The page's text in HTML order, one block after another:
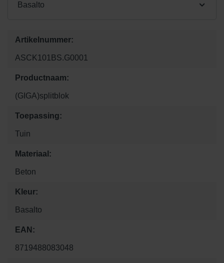
Basalto
Artikelnummer:
ASCK101BS.G0001
Productnaam:
(GIGA)splitblok
Toepassing:
Tuin
Materiaal:
Beton
Kleur:
Basalto
EAN:
8719488083048